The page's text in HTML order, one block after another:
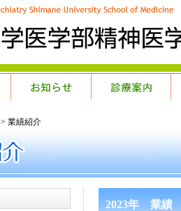
> 業績紹介
2023年 業績